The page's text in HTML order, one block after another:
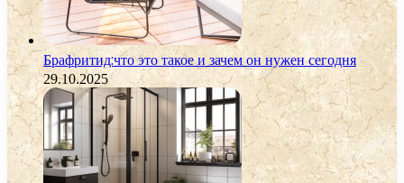
Брафритид:что это такое и зачем он нужен сегодня
29.10.2025